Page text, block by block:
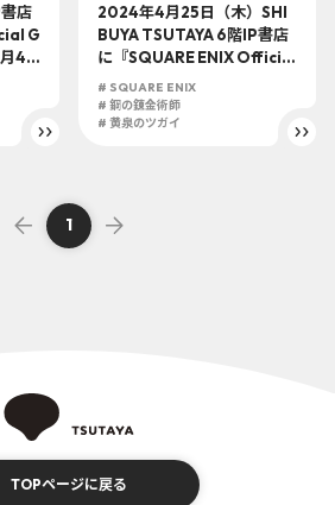
店
G
4
2024年4月25日（木）SHI
BUYA TSUTAYA 6階IP書店
に『SQUARE ENIX Official
Goodsコーナー』がOPE
N!!『鋼の錬金術師』『黄泉
のツガイ』のオフィシャル
# SQUARE ENIX
# 鋼の錬金術師
# 黄泉のツガイ
1
TOPページに戻る